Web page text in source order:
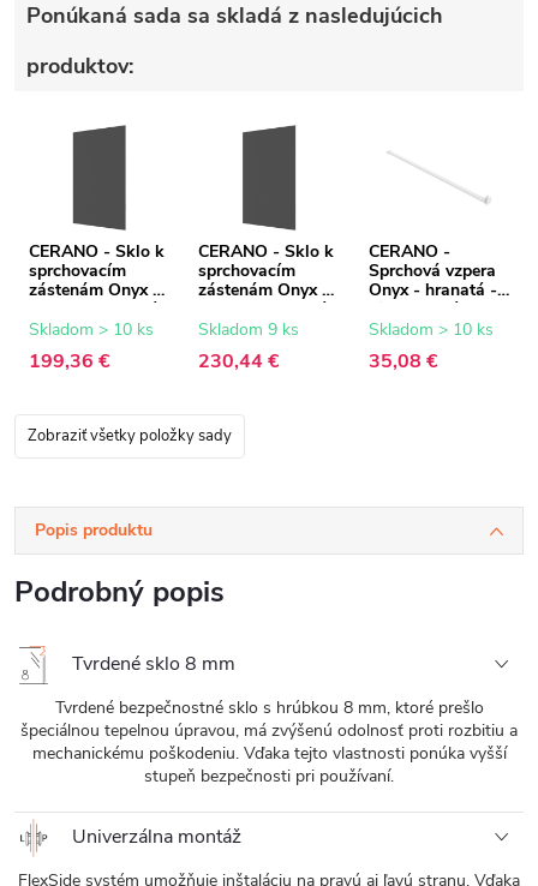
Ponúkaná sada sa skladá z nasledujúcich
produktov:
CERANO - Sklo k
sprchovacím
zástenám Onyx -
8 mm - grafitové
sklo - 130x200
Skladom > 10 ks
199,36 €
CERANO - Sklo k
sprchovacím
zástenám Onyx -
8 mm - grafitové
sklo - 150x200
Skladom 9 ks
230,44 €
CERANO -
Sprchová vzpera
Onyx - hranatá -
biela matná - 150
cm
Skladom > 10 ks
35,08 €
Zobraziť všetky položky sady
Popis produktu
Podrobný popis
Tvrdené sklo 8 mm
Tvrdené bezpečnostné sklo s hrúbkou 8 mm, ktoré prešlo
špeciálnou tepelnou úpravou, má zvýšenú odolnosť proti rozbitiu a
mechanickému poškodeniu. Vďaka tejto vlastnosti ponúka vyšší
stupeň bezpečnosti pri používaní.
Univerzálna montáž
FlexSide systém umožňuje inštaláciu na pravú aj ľavú stranu. Vďaka